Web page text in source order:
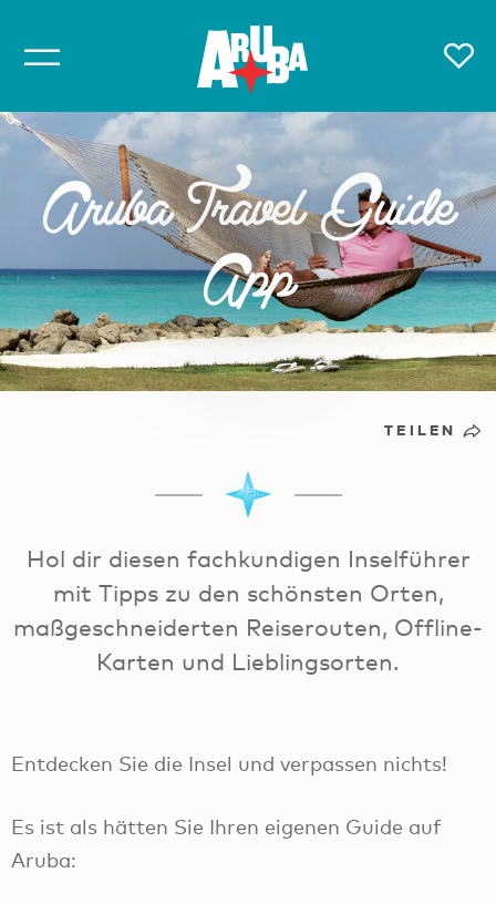
Aruba Travel Guide
App
TEILEN
Hol dir diesen fachkundigen Inselführer
mit Tipps zu den schönsten Orten,
maßgeschneiderten Reiserouten, Offline-
Karten und Lieblingsorten.
Entdecken Sie die Insel und verpassen nichts!
Es ist als hätten Sie Ihren eigenen Guide auf
Aruba: